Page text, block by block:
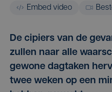
Embed video
De cipiers van de
zullen naar alle
gewone dagtaken
twee weken op een